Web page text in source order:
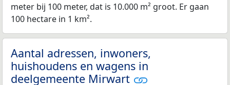
meter bij 100 meter, dat is 10.000 m² groot. Er gaan
100 hectare in 1 km².
Aantal adressen, inwoners,
huishoudens en wagens in
deelgemeente Mirwart